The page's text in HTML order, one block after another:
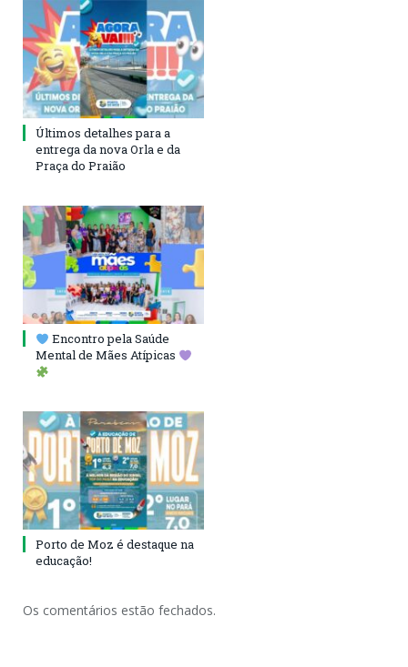
Últimos detalhes para a
entrega da nova Orla e da
Praça do Praião
Encontro pela Saúde
Mental de Mães Atípicas
Porto de Moz é destaque na
educação!
Os comentários estão fechados.